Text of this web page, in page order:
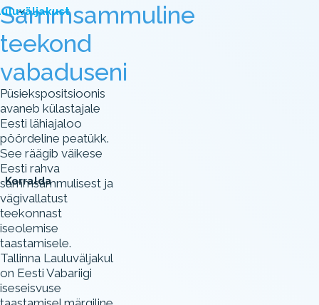
Korralda
Sammsammuline
teekond
vabaduseni
Püsiekspositsioonis
avaneb külastajale
Eesti lähiajaloo
pöördeline peatükk.
See räägib väikese
Eesti rahva
sammsammulisest ja
vägivallatust
teekonnast
iseolemise
taastamisele.
Tallinna Lauluväljakul
on Eesti Vabariigi
iseseisvuse